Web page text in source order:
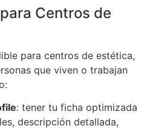
Centros de
para centros de estética,
que viven o trabajan
: tener tu ficha optimizada
descripción detallada,